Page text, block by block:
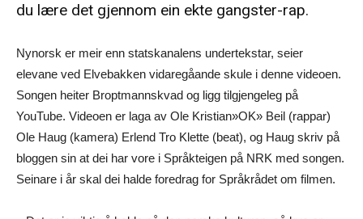
du lære det gjennom ein ekte gangster-rap.
Nynorsk er meir enn statskanalens undertekstar, seier
elevane ved Elvebakken vidaregåande skule i denne videoen.
Songen heiter Broptmannskvad og ligg tilgjengeleg på
YouTube. Videoen er laga av Ole Kristian»OK» Beil (rappar)
Ole Haug (kamera) Erlend Tro Klette (beat), og Haug skriv på
bloggen sin at dei har vore i Språkteigen på NRK med songen.
Seinare i år skal dei halde foredrag for Språkrådet om filmen.